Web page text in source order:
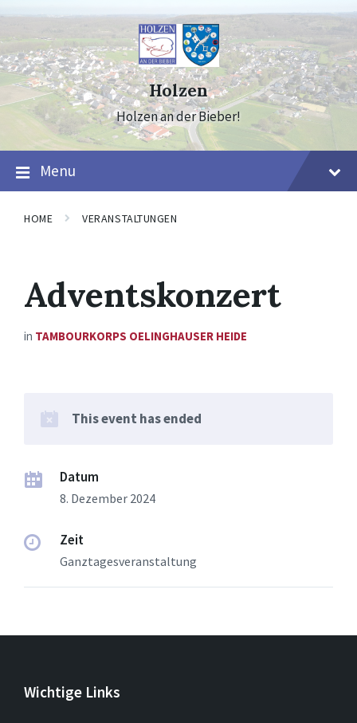
to
content
to
navigation
to
footer
Holzen
Holzen an der Bieber!
Menu
HOME VERANSTALTUNGEN
Adventskonzert
in TAMBOURKORPS OELINGHAUSER HEIDE
This event has ended
Datum
8. Dezember 2024
Zeit
Ganztagesveranstaltung
Wichtige Links